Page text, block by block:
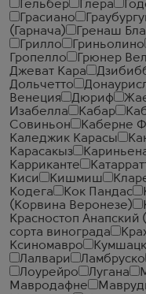
Гельбер
Глера
Грасиано
(Гарнача)
Гренаш
Грилло
Гриньолино
Гропелло
Грюнер
Джеват Кара
Дольчетто
Венеция
Дюриф
Изабелла
Кабар
Совиньон
Каберне
Каледжик Карасы
Карасакыз
Карриканте
Киси
Кишмиш
Кодега
Кок Пандас
(Корвина Веронезе)
Красностоп Анапский
сорта винограда
Ксиномавро
Лалвари
Ламбруско
Лоурейро
Лугана
Мавродафне